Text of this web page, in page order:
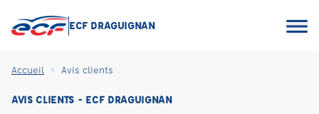
ECF DRAGUIGNAN
Accueil Avis clients
AVIS CLIENTS - ECF DRAGUIGNAN